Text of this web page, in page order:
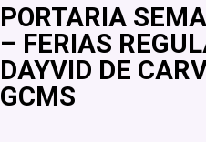
PORTARIA
– FERIAS
DAYVID DE
GCMS